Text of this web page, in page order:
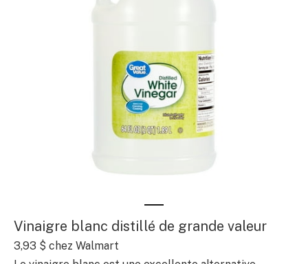
Vinaigre blanc distillé de grande valeur
3,93 $ chez Walmart